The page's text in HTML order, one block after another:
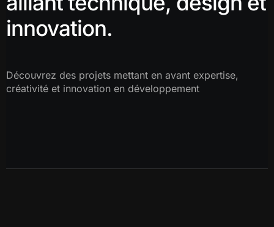
innovation.
Découvrez des projets mettant en avant expertise,
créativité et innovation en développement